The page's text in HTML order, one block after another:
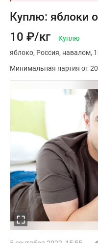
Куплю: яблоки
10 ₽/кг
Куплю
яблоко Россия навалом
Минимальная партия от